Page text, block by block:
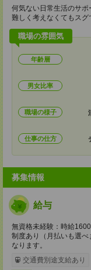
何気ない日常生活のサポ
難しく考えなくてもスグ
職場の雰囲気
年齢層
男女比率
職場の様子
仕事の仕方
募集情報
給与
無資格未経験：時給
制度あり（月払いも選
なります。
交通費別途支給あり